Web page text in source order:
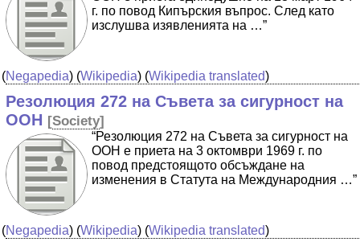
г. по повод Кипърския въпрос. След като
изслушва изявленията на …”
(Negapedia) (Wikipedia) (Wikipedia translated)
Резолюция 272 на Съвета за сигурност на
ООН [Society]
“Резолюция 272 на Съвета за сигурност на
ООН е приета на 3 октомври 1969 г. по
повод предстоящото обсъждане на
изменения в Статута на Международния …”
(Negapedia) (Wikipedia) (Wikipedia translated)